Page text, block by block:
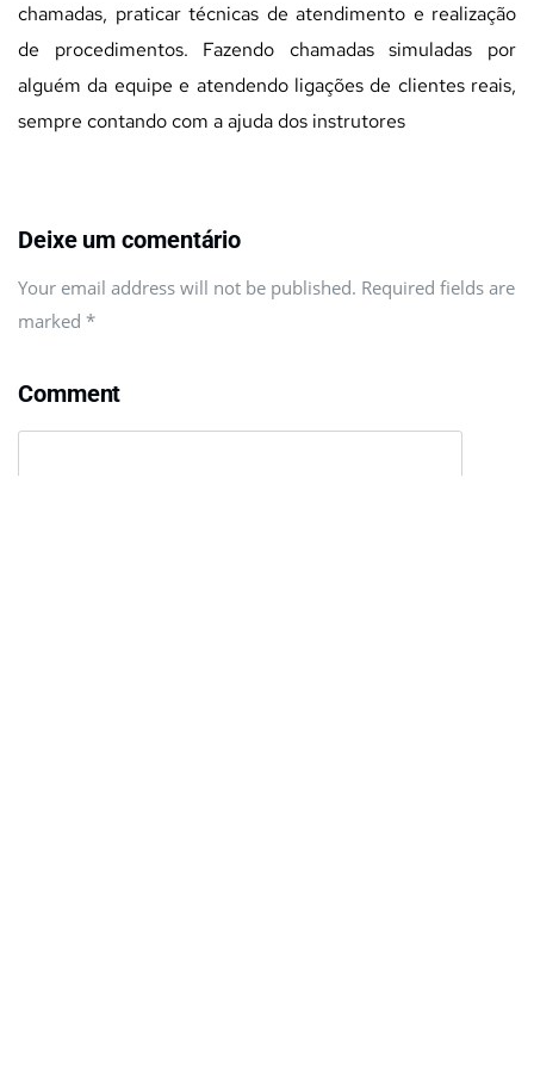
chamadas, praticar técnicas de atendimento e realização
de procedimentos. Fazendo chamadas simuladas por
alguém da equipe e atendendo ligações de clientes reais,
sempre contando com a ajuda dos instrutores
Deixe um comentário
Your email address will not be published. Required fields are
marked *
Comment